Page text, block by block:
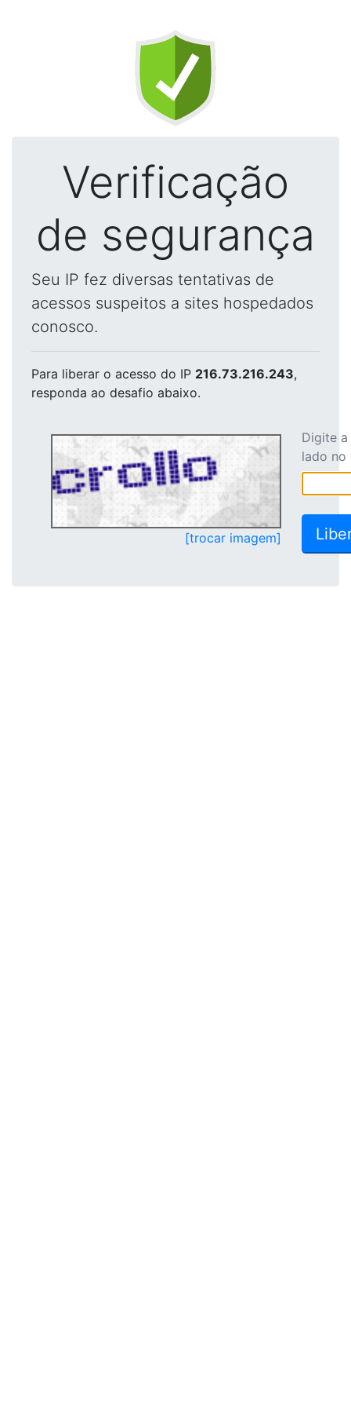
Verificação
de segurança
Seu IP fez diversas tentativas de
acessos suspeitos a sites hospedados
conosco.
Para liberar o acesso do IP 216.73.216.243,
responda ao desafio abaixo.
[trocar imagem]
Digite
lado no